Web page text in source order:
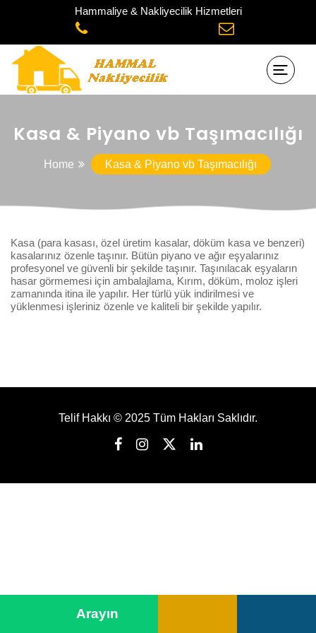
Hammaliye & Nakliyecilik Hizmetleri
Kasa & Piyano vb Taşımacılığı
Home Kasa & Piyano vb Taşımacılığı
Kasa (para kasası, özel üretim kasalar, döküm kasa ve benzeri)
kasalarınız özenle taşınır. Bütün piyano ve ağır eşyalarınız
profesyonel ve güvenli bir şekilde taşınır. Taşınılacak eşyaların
hasar görmemesi için ambalajlama, Kırım, döküm, moloz işleri
zamanında itina ile yapılır. Her türlü yük indirilmesi ve
yüklenmesi işleriniz özenle ve kaliteli bir şekilde yapılır.
Telif Hakkı © 2025 Tüm Hakları Saklıdır.
Arayın